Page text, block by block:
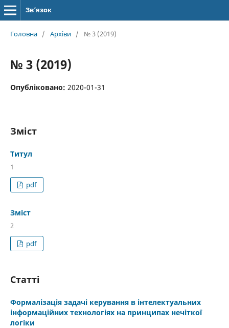
Зв’язок
Головна / Архіви / № 3 (2019)
№ 3 (2019)
Опубліковано: 2020-01-31
Зміст
Титул
1
pdf
Зміст
2
pdf
Статті
Формалізація задачі керування в інтелектуальних
інформаційних технологіях на принципах нечіткої
логіки